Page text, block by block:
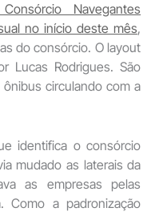
Navegantes
no início deste mês,
do consórcio. O layout
Lucas Rodrigues. São
circulando com a
identifica o consórcio
mudado as laterais da
as empresas pelas
Como a padronização